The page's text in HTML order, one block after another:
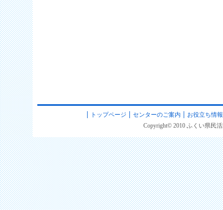
トップページ センターのご案内
お役立ち情報
Copyright© 2010 ふくい県民